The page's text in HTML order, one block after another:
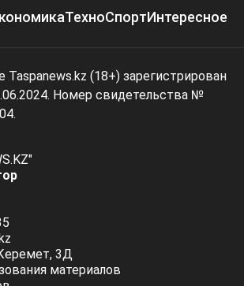
ТехноСпортИнтересное
Taspanews.kz (18+) зарегистрирован
Номер свидетельства №
3Д
материалов